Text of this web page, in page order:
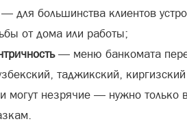
— для большинства клиентов
от дома или работы;
— меню банкомата
таджикский,
могут незрячие — нужно только